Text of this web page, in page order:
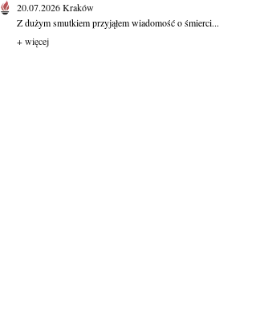
20.07.2026Kraków
Z dużym smutkiem przyjąłem wiadomość o śmierci...
+ więcej